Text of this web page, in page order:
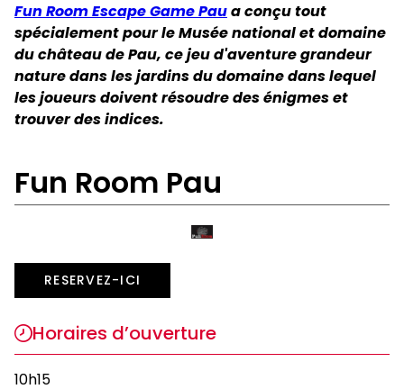
Fun Room Escape Game Paua conçu tout
spécialement pour le Musée national et domaine
du château de Pau, ce jeu d'aventure grandeur
nature dans les jardins du domaine dans lequel
les joueurs doivent résoudre des énigmes et
trouver des indices.
Fun Room Pau
RESERVEZ-ICI
Horaires d’ouverture
10h15